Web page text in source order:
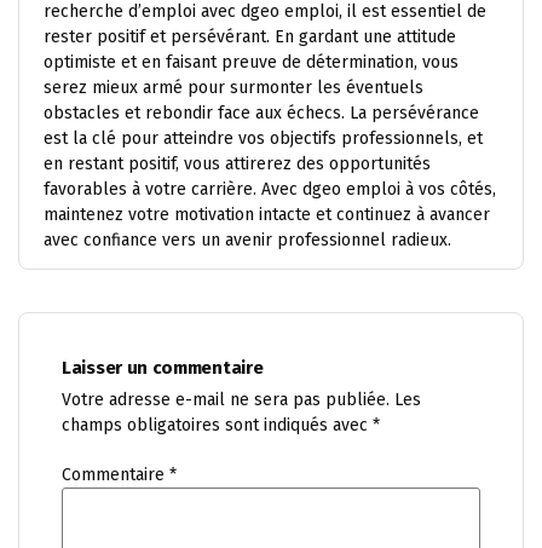
recherche d’emploi avec dgeo emploi, il est essentiel de
rester positif et persévérant. En gardant une attitude
optimiste et en faisant preuve de détermination, vous
serez mieux armé pour surmonter les éventuels
obstacles et rebondir face aux échecs. La persévérance
est la clé pour atteindre vos objectifs professionnels, et
en restant positif, vous attirerez des opportunités
favorables à votre carrière. Avec dgeo emploi à vos côtés,
maintenez votre motivation intacte et continuez à avancer
avec confiance vers un avenir professionnel radieux.
Laisser un commentaire
Votre adresse e-mail ne sera pas publiée. Les
champs obligatoires sont indiqués avec *
Commentaire *